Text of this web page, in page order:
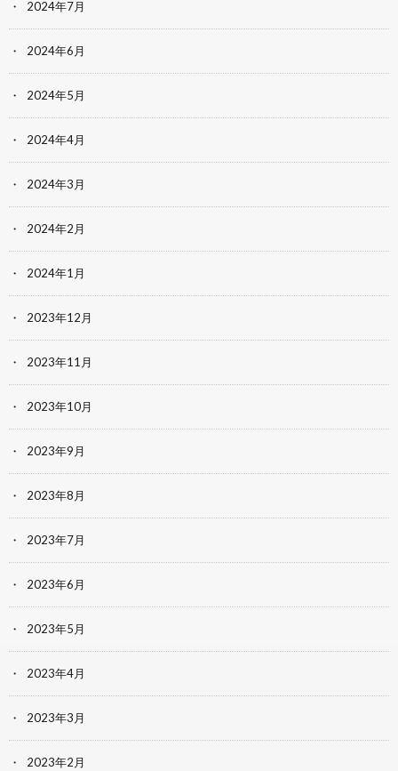
2024年7月
2024年6月
2024年5月
2024年4月
2024年3月
2024年2月
2024年1月
2023年12月
2023年11月
2023年10月
2023年9月
2023年8月
2023年7月
2023年6月
2023年5月
2023年4月
2023年3月
2023年2月